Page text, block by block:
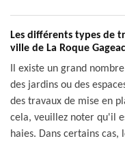
Les différents types de
ville de La Roque Gageac
Il existe un grand
des jardins ou des
des travaux de mise en
cela, veuillez noter qu'il
haies. Dans certains